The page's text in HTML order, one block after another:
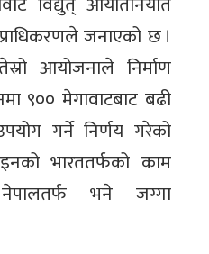
जनाएको छ ।
आयोजनाले निर्माण
९०० मेगावाटबाट बढी
गर्ने निर्णय गरेको
भारततर्फको काम
भने जग्गा